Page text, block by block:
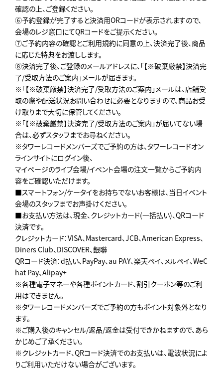
確認の上、ご登録ください。
⑥予約登録が完了すると決済用ORコードが表示されますので、
会場のレジ窓口にてQRコードをご提示ください。
⑦ご予約内容の確認とご利用規約に同意の上、決済完了後、商品
に応じた特典をお渡しします。
⑧決済完了後、ご登録のメールアドレスに、「【※破棄厳禁】決済完
了/受取方法のご案内」メールが届きます。
※「【※破棄厳禁】決済完了/受取方法のご案内」メールは、店舗受
取の際や配送状況お問い合わせに必要となりますので、商品お受
け取りまで大切に保管してください。
※「【※破棄厳禁】決済完了/受取方法のご案内」が届いてない場
合は、必ずスタッフまでお尋ねください。
※タワーレコードメンバーズでご予約の方は、タワーレコードオン
ラインサイトにログイン後、
マイページのライブ会場/イベント会場の注文一覧からご予約内
容をご確認いただけます。
■スマートフォン/ケータイをお持ちでないお客様は、当日イベント
会場のスタッフまでお声掛けください。
■お支払い方法は、現金、クレジットカード(一括払い)、QRコード
決済です。
クレジットカード：VISA、Mastercard、JCB、American Express、
Diners Club、DISCOVER、銀聯
QRコード決済：d払い、PayPay、au PAY、楽天ペイ、メルペイ、WeC
hat Pay、Alipay+
※各種電子マネーや各種ポイントカード、割引クーポン等のご利
用はできません。
※タワーレコードメンバーズでご予約の方もポイント対象外となり
ます。
※ご購入後のキャンセル/返品/返金は受付できかねますので、あら
かじめご了承ください。
※クレジットカード、QRコード決済でのお支払いは、電波状況によ
りご利用いただけない場合がございます。